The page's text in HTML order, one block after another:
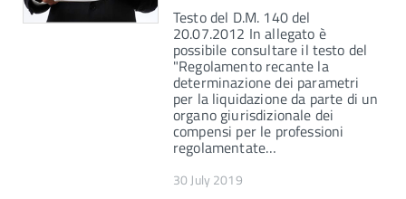
Testo del D.M. 140 del
20.07.2012 In allegato è
possibile consultare il testo del
"Regolamento recante la
determinazione dei parametri
per la liquidazione da parte di un
organo giurisdizionale dei
compensi per le professioni
regolamentate…
30 July 2019